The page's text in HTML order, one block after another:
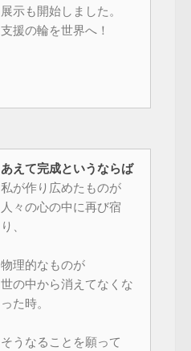
展示も開始しました。
支援の輪を世界へ！
あえて完成というならば
私が作り広めたものが
人々の心の中に再び宿
り、
物理的なものが
世の中から消えてなくな
った時。
そうなることを願って